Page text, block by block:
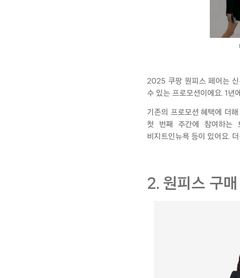
2025 쿠팡 원피스 페어는
수 있는 프로모션이에요. 1
기존의 프로모션 혜택에 더
첫 번째 주간에 참여하는
비지트인뉴욕 등이 있어요.
2. 원피스 구